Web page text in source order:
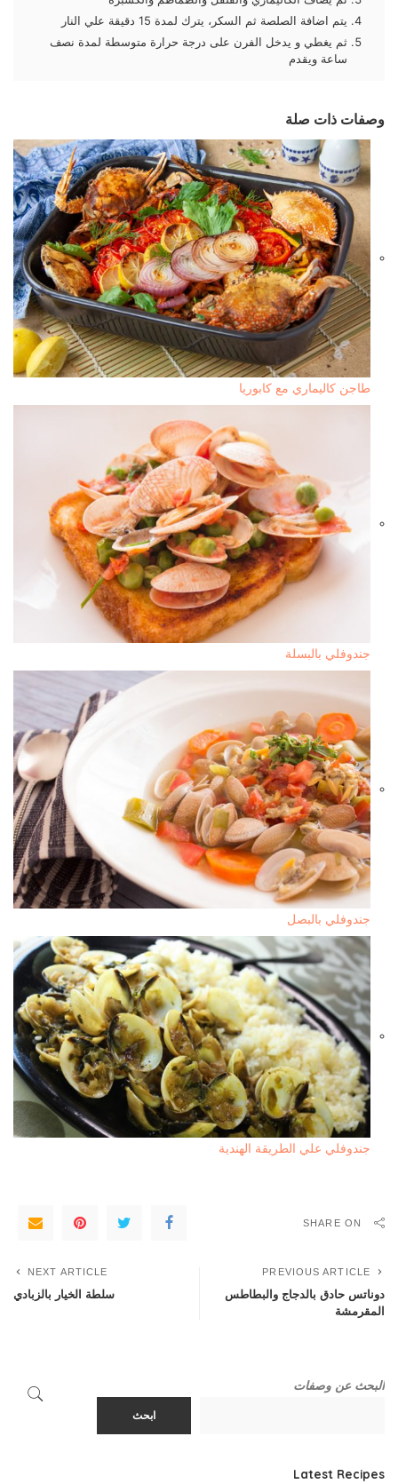
يتم اضافة الصلصة ثم السكر، يترك لمدة 15 دقيقة علي النار
ثم يغطي و يدخل الفرن على درجة حرارة متوسطة لمدة نصف
ساعة ويقدم
وصفات ذات صلة
طاجن كاليماري مع كابوريا
جندوفلي بالبسلة
جندوفلي بالبصل
جندوفلي علي الطريقة الهندية
SHARE ON
PREVIOUS ARTICLE
دوناتس حادق بالدجاج والبطاطس
المقرمشة
NEXT ARTICLE
سلطة الخيار بالزبادي
البحث عن وصفات
ابحث
Latest Recipes